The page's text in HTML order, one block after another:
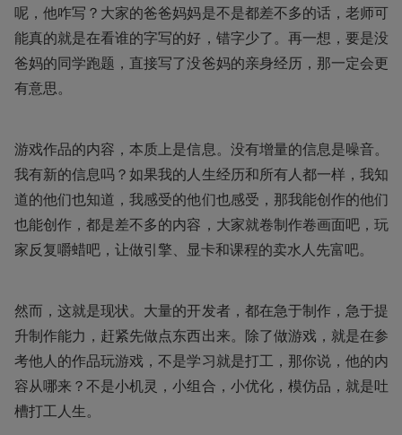
呢，他咋写？大家的爸爸妈妈是不是都差不多的话，老师可
能真的就是在看谁的字写的好，错字少了。再一想，要是没
爸妈的同学跑题，直接写了没爸妈的亲身经历，那一定会更
有意思。
游戏作品的内容，本质上是信息。没有增量的信息是噪音。
我有新的信息吗？如果我的人生经历和所有人都一样，我知
道的他们也知道，我感受的他们也感受，那我能创作的他们
也能创作，都是差不多的内容，大家就卷制作卷画面吧，玩
家反复嚼蜡吧，让做引擎、显卡和课程的卖水人先富吧。
然而，这就是现状。大量的开发者，都在急于制作，急于提
升制作能力，赶紧先做点东西出来。除了做游戏，就是在参
考他人的作品玩游戏，不是学习就是打工，那你说，他的内
容从哪来？不是小机灵，小组合，小优化，模仿品，就是吐
槽打工人生。